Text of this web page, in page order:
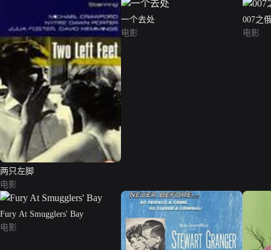
两只左脚
电影
一个去处
电影
007之
电影
Fury At Smugglers' Bay
电影